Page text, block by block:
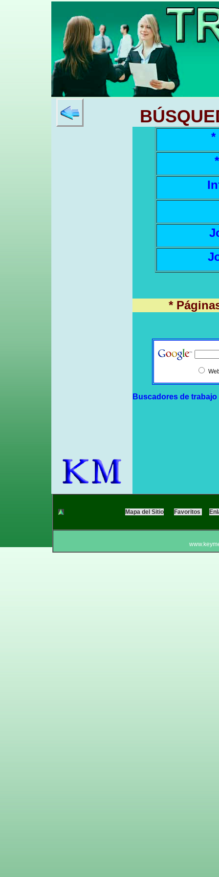
*
*
Buscadores de
Mapa del Sitio Favoritos